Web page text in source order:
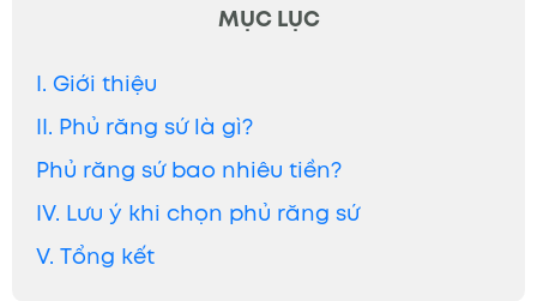
MỤC LỤC
I. Giới thiệu
II. Phủ răng sứ là gì?
Phủ răng sứ bao nhiêu tiền?
IV. Lưu ý khi chọn phủ răng sứ
V. Tổng kết